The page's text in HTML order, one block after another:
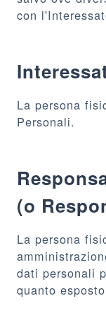
con
La persona
Personali.
(o
La persona
dati personali
quanto